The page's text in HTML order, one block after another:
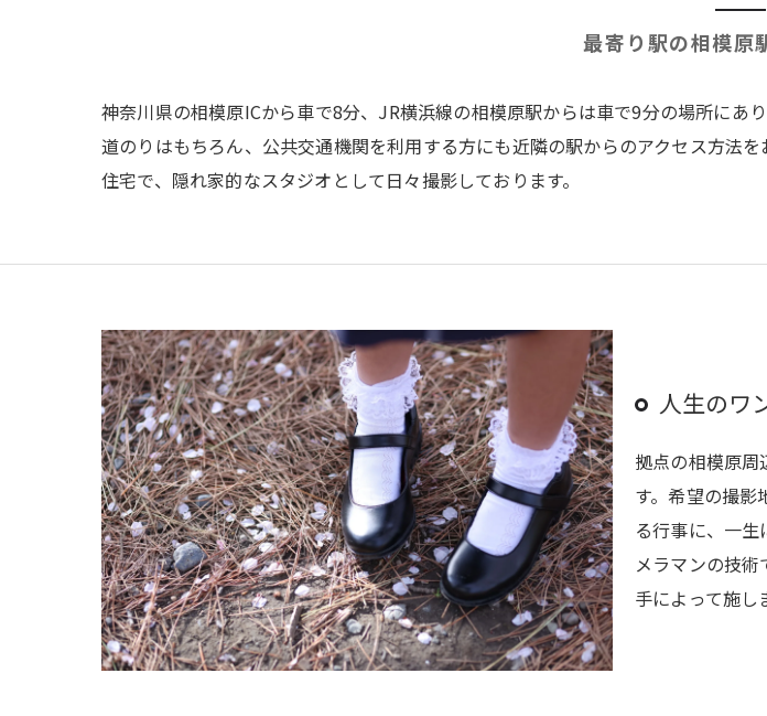
最寄り駅の相模原
神奈川県の相模原ICから車で8分、JR横浜線の相模原駅からは車で9分の場所にあ
道のりはもちろん、公共交通機関を利用する方にも近隣の駅からのアクセス方法
住宅で、隠れ家的なスタジオとして日々撮影しております。
人生のワ
拠点の相模原
す。希望の撮
る行事に、一
メラマンの技
手によって施し